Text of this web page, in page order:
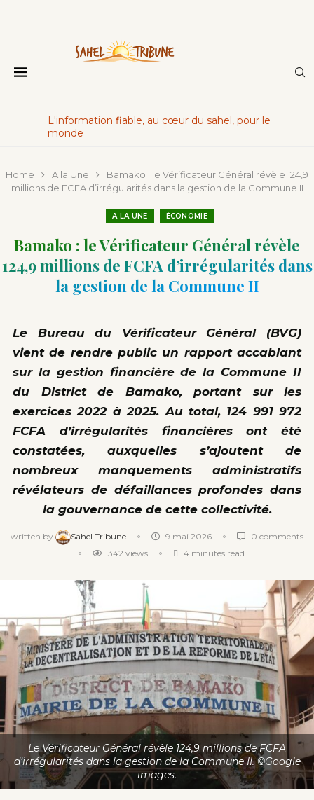
L'information fiable, au cœur du sahel, pour le
monde
Home A la Une
Bamako : le Vérificateur Général révèle 124,9
millions de FCFA d’irrégularités dans la gestion de la Commune II
A LA UNE ÉCONOMIE
Bamako : le Vérificateur Général révèle
124,9 millions de FCFA d’irrégularités dans
la gestion de la Commune II
Le Bureau du Vérificateur Général (BVG)
vient de rendre public un rapport accablant
sur la gestion financière de la Commune II
du District de Bamako, portant sur les
exercices 2022 à 2025. Au total, 124 991 972
FCFA d’irrégularités financières ont été
constatées, auxquelles s’ajoutent de
nombreux manquements administratifs
révélateurs de défaillances profondes dans
la gouvernance de cette collectivité.
written by Sahel Tribune 9 mai 2026
0 comments
342 views 4 minutes read
Le Vérificateur Général révèle 124,9 millions de FCFA
d’irrégularités dans la gestion de la Commune II. ©Google
images.